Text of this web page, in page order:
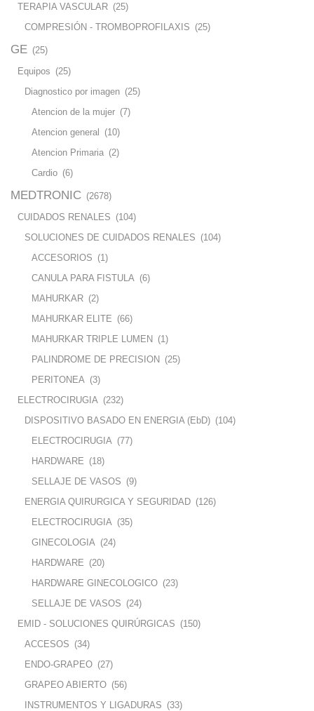
TERAPIA VASCULAR (25)
COMPRESIÓN - TROMBOPROFILAXIS (25)
GE (25)
Equipos (25)
Diagnostico por imagen (25)
Atencion de la mujer (7)
Atencion general
(10)
Atencion Primaria (2)
Cardio (6)
MEDTRONIC (2678)
CUIDADOS RENALES (104)
SOLUCIONES DE CUIDADOS RENALES (104)
ACCESORIOS (1)
CANULA PARA FISTULA (6)
MAHURKAR (2)
MAHURKAR ELITE (66)
MAHURKAR TRIPLE LUMEN
(1)
PALINDROME DE PRECISION
(25)
PERITONEA (3)
ELECTROCIRUGIA (232)
DISPOSITIVO BASADO EN ENERGIA (EbD) (104)
ELECTROCIRUGIA (77)
HARDWARE (18)
SELLAJE DE VASOS (9)
ENERGIA QUIRURGICA Y SEGURIDAD (126)
ELECTROCIRUGIA (35)
GINECOLOGIA (24)
HARDWARE (20)
HARDWARE GINECOLOGICO (23)
SELLAJE DE VASOS (24)
EMID - SOLUCIONES QUIRÚRGICAS (150)
ACCESOS (34)
ENDO-GRAPEO (27)
GRAPEO ABIERTO (56)
INSTRUMENTOS Y LIGADURAS (33)